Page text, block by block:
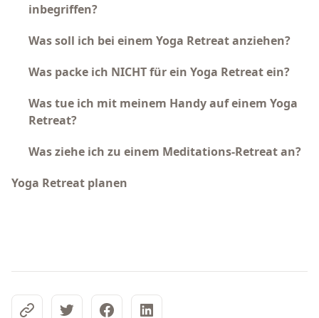
inbegriffen?
Was soll ich bei einem Yoga Retreat anziehen?
Was packe ich NICHT für ein Yoga Retreat ein?
Was tue ich mit meinem Handy auf einem Yoga
Retreat?
Was ziehe ich zu einem Meditations-Retreat an?
Yoga Retreat planen